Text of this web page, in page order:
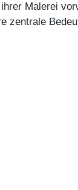
Malerei
zentrale